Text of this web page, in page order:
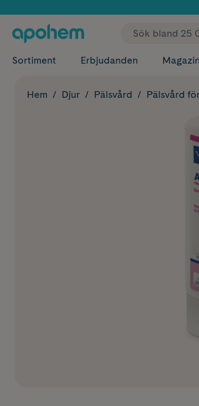
Sortiment Erbjudanden
Hem Djur Pälsvård Pälsvård